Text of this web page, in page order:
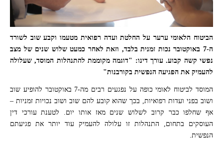
הגשת מסמכים וטפסים בוועדה (אילוסטרציה). צילום: Andrea Piacquadio / Pexels
הביטוח הלאומי ערער על החלטת ועדה רפואית מטעמו וקבע שוב לשורד
ה-7 באוקטובר נכות זמנית בלבד, וזאת לאחר כמעט שלוש שנים של מצב
נפשי קשה קבוע. עורך דינו: "דוגמה מקוממת להתנהלות המוסד, שעלולה
להעמיק את הפגיעה הנפשית בקורבנות"
המוסד לביטוח לאומי כופה על נפגעים רבים מה-7 באוקטובר להופיע שוב
ושוב בפני ועדות רפואיות, בכך שהוא קובע להם שוב ושוב נכויות זמניות –
אף שחלפו כבר קרוב לשלוש שנים מאז אותו יום. לטענת עורכי דין
העוסקים בתחום, התנהלות זו עלולה להעמיק עוד יותר את פגיעתם
הנפשית.